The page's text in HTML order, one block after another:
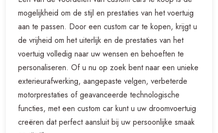
mogelijkheid om de stijl en prestaties van het voertuig
aan te passen. Door een custom car te kopen, krijgt u
de vrijheid om het uiterlijk en de prestaties van het
voertuig volledig naar uw wensen en behoeften te
personaliseren. Of u nu op zoek bent naar een unieke
exterieurafwerking, aangepaste velgen, verbeterde
motorprestaties of geavanceerde technologische
functies, met een custom car kunt u uw droomvoertuig
creëren dat perfect aansluit bij uw persoonlijke smaak